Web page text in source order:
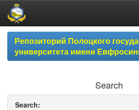
Skip
navigationРепозиторий Полоцкого
университета имени
Search
Search: